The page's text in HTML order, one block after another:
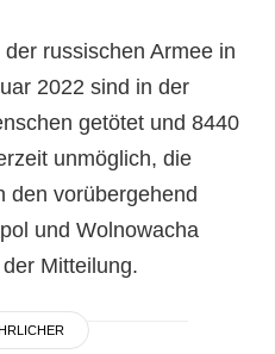
russischen Armee in
2022 sind in der
getötet und 8440
unmöglich, die
den vorübergehend
und Wolnowacha
Mitteilung.